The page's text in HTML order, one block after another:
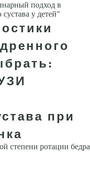
подход в
у детей"
при
степени ротации бедра